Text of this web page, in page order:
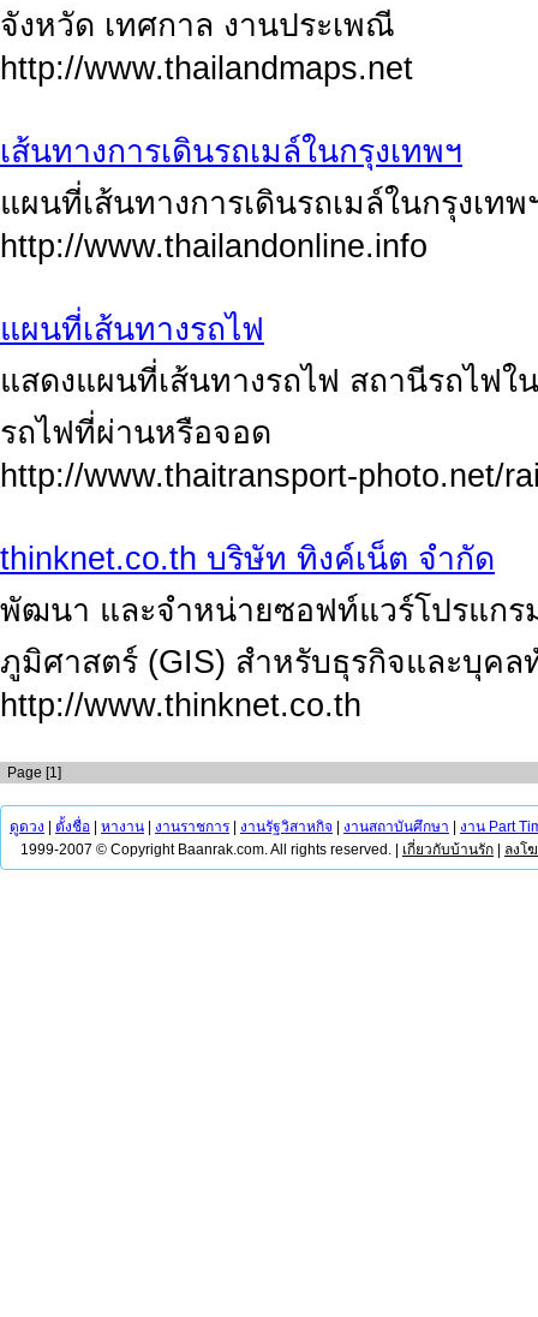
จังหวัด เทศกาล งานประเพณี
http://www.thailandmaps.net
เส้นทางการเดินรถเมล์ในกรุงเทพฯ
แผนที่เส้นทางการเดินรถเมล์ในกรุงเทพ
http://www.thailandonline.info
แผนที่เส้นทางรถไฟ
แสดงแผนที่เส้นทางรถไฟ สถานีรถไฟ
รถไฟที่ผ่านหรือจอด
http://www.thaitransport-photo.net/
thinknet.co.th บริษัท ทิงค์เน็ต จำกัด
พัฒนา และจำหน่ายซอฟท์แวร์โปรแกร
ภูมิศาสตร์ (GIS) สำหรับธุรกิจและบุคล
http://www.thinknet.co.th
Page [1]
ดูดวง ตั้งชื่อ หางาน งานราชการ งานรัฐวิสาหกิจ งานสถาบันศึกษา
งาน Part
1999-2007 © Copyright Baanrak.com. All rights reserved. | เกี่ยวกับบ้านรัก ลงโ